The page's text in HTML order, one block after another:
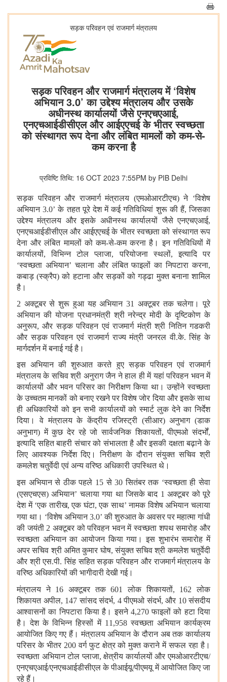
सड़क परिवहन एवं राजमार्ग मंत्रालय
सड़क परिवहन और राजमार्ग मंत्रालय में ‘विशेष
अभियान 3.0’ का उद्देश्य मंत्रालय और उसके
अधीनस्थ कार्यालयों जैसे एनएचएआई,
एनएचआईडीसीएल और आईएएचई के भीतर स्वच्छता
को संस्थागत रूप देना और लंबित मामलों को कम-से-
कम करना है
प्रविष्टि तिथि: 16 OCT 2023 7:55PM by PIB Delhi
सड़क परिवहन और राजमार्ग मंत्रालय (एमओआरटीएच) ने ‘विशेष
अभियान 3.0’ के तहत पूरे देश में कई गतिविधियां शुरू की हैं,जिसका
उद्देश्य मंत्रालय और इसके अधीनस्थ कार्यालयों जैसे एनएचएआई,
एनएचआईडीसीएल और आईएएचई के भीतर स्वच्छता को संस्थागत रूप
देना और लंबित मामलों को कम-से-कम करना है। इन गतिविधियों में
कार्यालयों,विभिन्न टोल प्लाजा,परियोजना स्थलों,इत्‍यादि पर
‘स्वच्छता अभियान’चलाना और लंबित फाइलों का निपटारा करना,
कबाड़ (स्क्रैप) को हटाना और सड़कों को गड्ढा मुक्त बनाना शामिल
है।
2 अक्टूबर से शुरू हुआ यह अभियान 31 अक्टूबर तक चलेगा। पूरे
अभियान की योजना प्रधानमंत्री श्री नरेन्द्र मोदी के दृष्टिकोण के
अनुरूप,और सड़क परिवहन एवं राजमार्ग मंत्री श्री नितिन गडकरी
और सड़क परिवहन एवं राजमार्ग राज्य मंत्री जनरल वी.के. सिंह के
मार्गदर्शन में बनाई गई है।
इस अभियान की शुरुआत करते हुए सड़क परिवहन एवं राजमार्ग
मंत्रालय के सचिव श्री अनुराग जैन ने हाल ही में यहां परिवहन भवन में
कार्यालयों और भवन परिसर का निरीक्षण किया था। उन्होंने स्वच्छता
के उच्चतम मानकों को बनाए रखने पर विशेष जोर दिया और इसके साथ
ही अधिकारियों को इन सभी कार्यालयों को स्मार्ट लुक देने का निर्देश
दिया। वे मंत्रालय के केंद्रीय रजिस्ट्री (सीआर) अनुभाग (डाक
अनुभाग) में कुछ देर रहे जो सार्वजनिक शिकायतों,पीएमओ संदर्भों,
इत्‍यादि सहित बाहरी संचार को संभालता है और इसकी दक्षता बढ़ाने के
लिए आवश्यक निर्देश दिए। निरीक्षण के दौरान संयुक्त सचिव श्री
कमलेश चतुर्वेदी एवं अन्य वरिष्ठ अधिकारी उपस्थित थे।
इस अभियान से ठीक पहले 15 से 30 सितंबर तक ‘स्वच्छता ही सेवा
(एसएचएस) अभियान’चलाया गया था जिसके बाद 1 अक्टूबर को पूरे
देश में ‘एक तारीख,एक घंटा,एक साथ’नामक विशेष अभियान चलाया
गया था। ‘विशेष अभियान 3.0’की शुरुआत के अवसर पर महात्मा गांधी
की जयंती 2 अक्टूबर को परिवहन भवन में स्वच्छता शपथ समारोह और
स्वच्छता अभियान का आयोजन किया गया। इस शुभारंभ समारोह में
अपर सचिव श्री अमित कुमार घोष,संयुक्त सचिव श्री कमलेश चतुर्वेदी
और श्री एस.पी. सिंह सहित सड़क परिवहन और राजमार्ग मंत्रालय के
वरिष्ठ अधिकारियों की भागीदारी देखी गई।
मंत्रालय ने 16 अक्टूबर तक 601 लोक शिकायतों, 162 लोक
शिकायत अपील, 147 सांसद संदर्भ, 4 पीएमओ संदर्भ, और 10 संसदीय
आश्वासनों का निपटारा किया है। इसने 4,270 फाइलों को हटा दिया
है। देश के विभिन्न हिस्सों में 11,958 स्वच्छता अभियान कार्यक्रम
आयोजित किए गए हैं। मंत्रालय अभियान के दौरान अब तक कार्यालय
परिसर के भीतर 200 वर्ग फुट क्षेत्र को मुक्त कराने में सफल रहा है।
स्वच्छता अभियान टोल प्लाजा,क्षेत्रीय कार्यालयों और एमओआरटीएच/
एनएचएआई/एनएचआईडीसीएल के पीआईयू/पीएमयू में आयोजित किए जा
रहे हैं।